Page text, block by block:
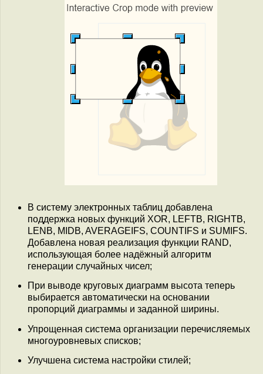
В систему электронных таблиц добавлена
поддержка новых функций XOR, LEFTB, RIGHTB,
LENB, MIDB, AVERAGEIFS, COUNTIFS и SUMIFS.
Добавлена новая реализация функции RAND,
использующая более надёжный алгоритм
генерации случайных чисел;
При выводе круговых диаграмм высота теперь
выбирается автоматически на основании
пропорций диаграммы и заданной ширины.
Упрощенная система организации перечисляемых
многоуровневых списков;
Улучшена система настройки стилей;